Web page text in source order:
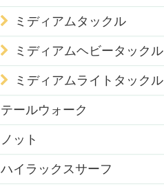
ミディアムタックル
ミディアムヘビータックル
ミディアムライトタックル
テールウォーク
ノット
ハイラックスサーフ